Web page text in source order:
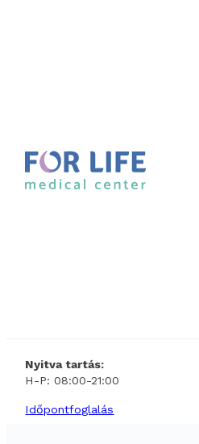
Nyitva tartás:
H-P: 08:00-21:00
Időpontfoglalás